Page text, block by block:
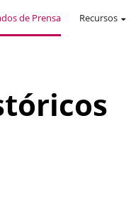
de Prensa Recursos